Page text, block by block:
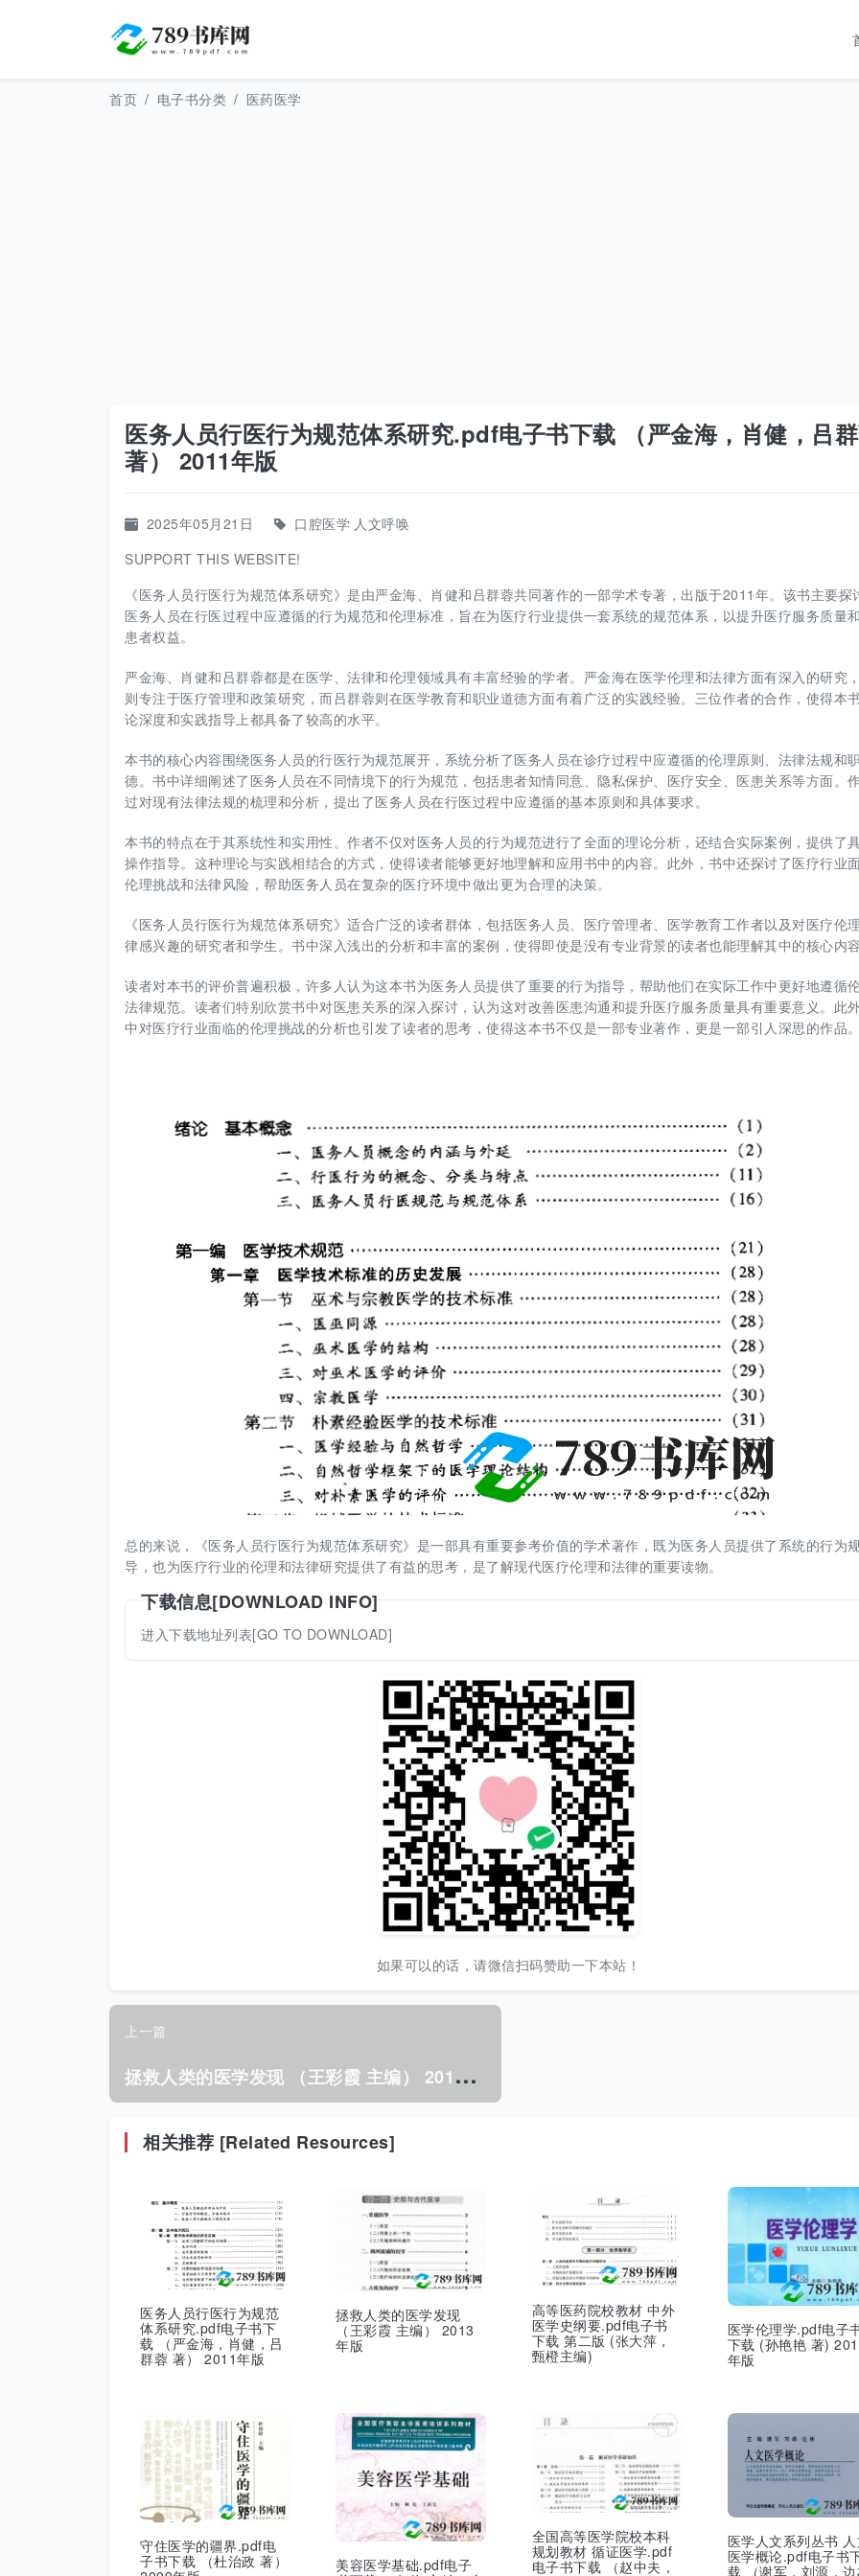
首页 电子书分类 医药医学
医务人员行医行为规范体系研究.pdf电子书下载 （严金海，肖健，吕
著） 2011年版
2025年05月21日 口腔医学 人文呼唤
SUPPORT THIS WEBSITE!
《医务人员行医行为规范体系研究》是由严金海、肖健和吕群蓉共同著作的一部学术专著，出版于2011年。该书主要探
医务人员在行医过程中应遵循的行为规范和伦理标准，旨在为医疗行业提供一套系统的规范体系，以提升医疗服务质量
患者权益。
严金海、肖健和吕群蓉都是在医学、法律和伦理领域具有丰富经验的学者。严金海在医学伦理和法律方面有深入的研究
则专注于医疗管理和政策研究，而吕群蓉则在医学教育和职业道德方面有着广泛的实践经验。三位作者的合作，使得本
论深度和实践指导上都具备了较高的水平。
本书的核心内容围绕医务人员的行医行为规范展开，系统分析了医务人员在诊疗过程中应遵循的伦理原则、法律法规和
德。书中详细阐述了医务人员在不同情境下的行为规范，包括患者知情同意、隐私保护、医疗安全、医患关系等方面。
过对现有法律法规的梳理和分析，提出了医务人员在行医过程中应遵循的基本原则和具体要求。
本书的特点在于其系统性和实用性。作者不仅对医务人员的行为规范进行了全面的理论分析，还结合实际案例，提供了
操作指导。这种理论与实践相结合的方式，使得读者能够更好地理解和应用书中的内容。此外，书中还探讨了医疗行业
伦理挑战和法律风险，帮助医务人员在复杂的医疗环境中做出更为合理的决策。
《医务人员行医行为规范体系研究》适合广泛的读者群体，包括医务人员、医疗管理者、医学教育工作者以及对医疗伦
律感兴趣的研究者和学生。书中深入浅出的分析和丰富的案例，使得即使是没有专业背景的读者也能理解其中的核心内
读者对本书的评价普遍积极，许多人认为这本书为医务人员提供了重要的行为指导，帮助他们在实际工作中更好地遵循
法律规范。读者们特别欣赏书中对医患关系的深入探讨，认为这对改善医患沟通和提升医疗服务质量具有重要意义。此
中对医疗行业面临的伦理挑战的分析也引发了读者的思考，使得这本书不仅是一部专业著作，更是一部引人深思的作品
总的来说，《医务人员行医行为规范体系研究》是一部具有重要参考价值的学术著作，既为医务人员提供了系统的行为
导，也为医疗行业的伦理和法律研究提供了有益的思考，是了解现代医疗伦理和法律的重要读物。
下载信息[DOWNLOAD INFO]
进入下载地址列表[GO TO DOWNLOAD]
如果可以的话，请微信扫码赞助一下本站！
上一篇
拯
救人类的医学发现 （王彩霞 主编） 2013年版
相关推荐 [Related Resources]
医务人员行医行为规范
体系研究.pdf电子书下
载 （严金海，肖健，吕
群蓉 著） 2011年版
拯救人类的医学发现
（王彩霞 主编） 2013
年版
高等医药院校教材 中外
医学史纲要.pdf电子书
下载 第二版 (张大萍，
甄橙主编)
医学伦理学.pdf电子
下载 (孙艳艳 著)
年版
守住医学的疆界.pdf电
子书下载 （杜治政 著）
美容医学基础.pdf电子
全国高等医学院校本科
规划教材 循证医学.pdf
电子书下载 （赵中夫，
医学人文系列丛书
医学概论.pdf电子书
载 （谢军，刘源，